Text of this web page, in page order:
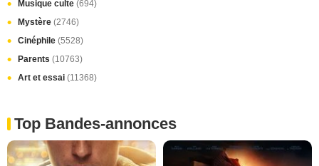
Musique culte (694)
Mystère (2746)
Cinéphile (5528)
Parents (10763)
Art et essai (11368)
Top Bandes-annonces